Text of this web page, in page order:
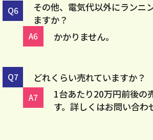
その他、電気代以外にランニ
ますか？
かかりません。
どれくらい売れていますか？
1台あたり20万円前後の
す。詳しくはお問い合わ